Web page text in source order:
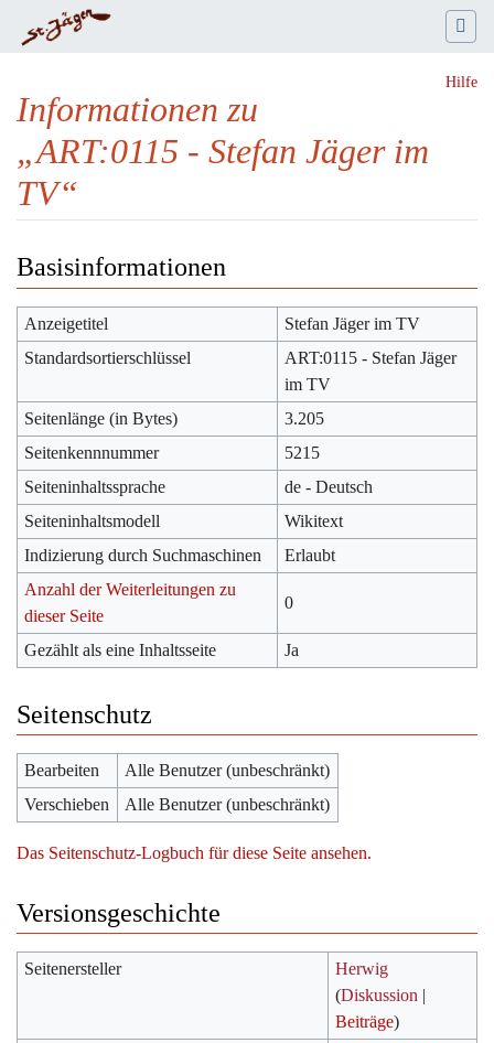
Hilfe
Informationen zu
„ART:0115 - Stefan Jäger im
TV“
Basisinformationen
Anzeigetitel
Stefan Jäger im TV
Standardsortierschlüssel
ART:0115 - Stefan Jäger
im TV
Seitenlänge (in Bytes)
3.205
Seitenkennnummer
5215
Seiteninhaltssprache
de - Deutsch
Seiteninhaltsmodell
Wikitext
Indizierung durch Suchmaschinen
Erlaubt
Anzahl der Weiterleitungen zu
dieser Seite
0
Gezählt als eine Inhaltsseite Ja
Seitenschutz
Bearbeiten
Alle Benutzer (unbeschränkt)
Verschieben
Alle Benutzer (unbeschränkt)
Das Seitenschutz-Logbuch für diese Seite ansehen.
Versionsgeschichte
Seitenersteller
Herwig
(Diskussion |
Beiträge)